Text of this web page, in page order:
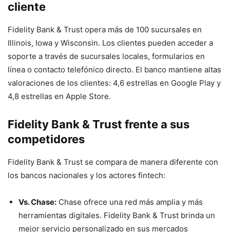
cliente
Fidelity Bank & Trust opera más de 100 sucursales en
Illinois, Iowa y Wisconsin. Los clientes pueden acceder a
soporte a través de sucursales locales, formularios en
línea o contacto telefónico directo. El banco mantiene altas
valoraciones de los clientes: 4,6 estrellas en Google Play y
4,8 estrellas en Apple Store.
Fidelity Bank & Trust frente a sus
competidores
Fidelity Bank & Trust se compara de manera diferente con
los bancos nacionales y los actores fintech:
Vs. Chase: Chase ofrece una red más amplia y más
herramientas digitales. Fidelity Bank & Trust brinda un
mejor servicio personalizado en sus mercados